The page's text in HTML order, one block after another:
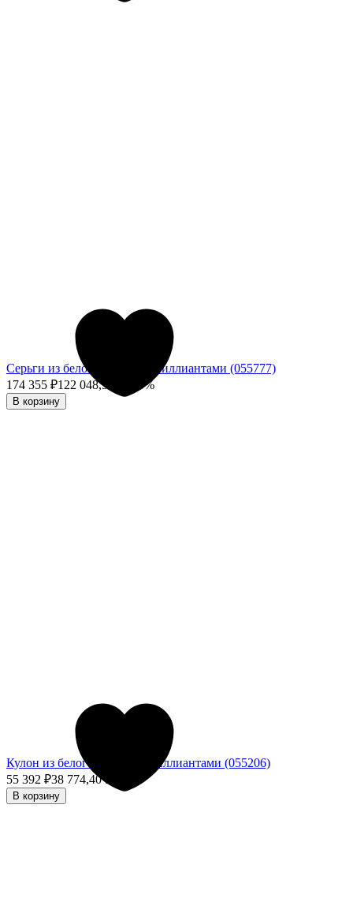
Серьги из белого золота с бриллиантами (055777)
174 355 ₽122 048,50 - 30%
В корзину
Кулон из белого золота с бриллиантами (055206)
55 392 ₽38 774,40₽
В корзину